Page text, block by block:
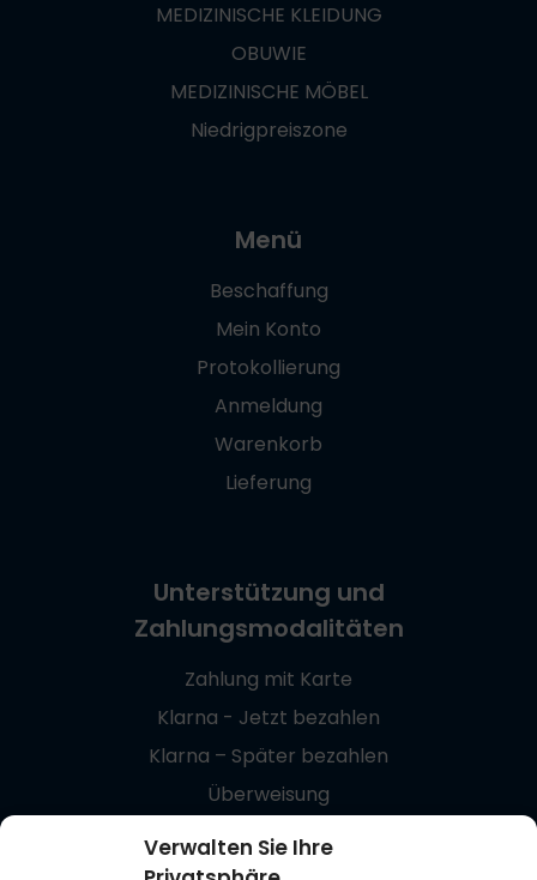
Verwalten Sie Ihre
MEDIZINISCHE KLEIDUNG
OBUWIE
MEDIZINISCHE MÖBEL
Niedrigpreiszone
Menü
Beschaffung
Mein Konto
Protokollierung
Anmeldung
Warenkorb
Lieferung
Unterstützung und
Zahlungsmodalitäten
Zahlung mit Karte
Klarna - Jetzt bezahlen
Klarna – Später bezahlen
Überweisung
Giropay